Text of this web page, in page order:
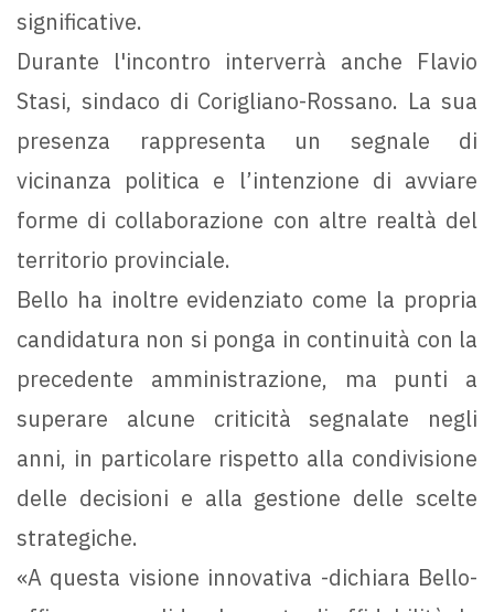
significative.
Durante l'incontro interverrà anche Flavio
Stasi, sindaco di Corigliano-Rossano. La sua
presenza rappresenta un segnale di
vicinanza politica e l’intenzione di avviare
forme di collaborazione con altre realtà del
territorio provinciale.
Bello ha inoltre evidenziato come la propria
candidatura non si ponga in continuità con la
precedente amministrazione, ma punti a
superare alcune criticità segnalate negli
anni, in particolare rispetto alla condivisione
delle decisioni e alla gestione delle scelte
strategiche.
«A questa visione innovativa -dichiara Bello-